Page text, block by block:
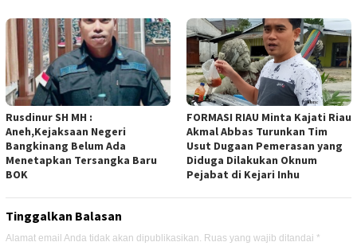
Rusdinur SH MH :
Aneh,Kejaksaan Negeri
Bangkinang Belum Ada
Menetapkan Tersangka Baru
BOK
FORMASI RIAU Minta Kajati Riau
Akmal Abbas Turunkan Tim
Usut Dugaan Pemerasan yang
Diduga Dilakukan Oknum
Pejabat di Kejari Inhu
Tinggalkan Balasan
Alamat email Anda tidak akan dipublikasikan. Ruas yang wajib ditandai *